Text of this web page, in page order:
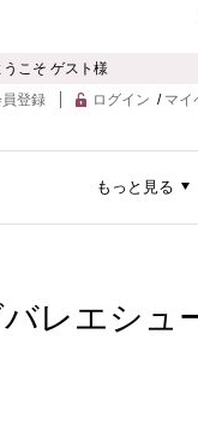
うこそ ゲスト様
登録
ログイン / マイ
もっと見る
レエシュ